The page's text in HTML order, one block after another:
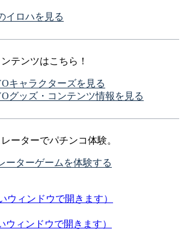
イロハを見る
テンツはこちら！
キャラクターズを見る
グッズ・コンテンツ情報を見る
ーターでパチンコ体験。
ーターゲームを体験する
ウィンドウで開きます）
ウィンドウで開きます）